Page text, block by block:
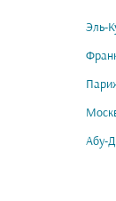
Эль-
Абу-